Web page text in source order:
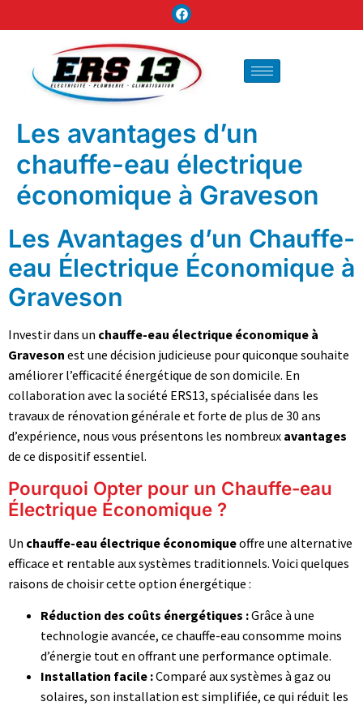
Les avantages d’un
chauffe-eau électrique
économique à Graveson
Les Avantages d’un Chauffe-
eau Électrique Économique à
Graveson
Investir dans un chauffe-eau électrique économique à
Graveson est une décision judicieuse pour quiconque souhaite
améliorer l’efficacité énergétique de son domicile. En
collaboration avec la société ERS13, spécialisée dans les
travaux de rénovation générale et forte de plus de 30 ans
d’expérience, nous vous présentons les nombreux avantages
de ce dispositif essentiel.
Pourquoi Opter pour un Chauffe-eau
Électrique Économique ?
Un chauffe-eau électrique économiqueoffre une alternative
efficace et rentable aux systèmes traditionnels. Voici quelques
raisons de choisir cette option énergétique :
Réduction des coûts énergétiques :Grâce à une
technologie avancée, ce chauffe-eau consomme moins
d’énergie tout en offrant une performance optimale.
Installation facile :Comparé aux systèmes à gaz ou
solaires, son installation est simplifiée, ce qui réduit les